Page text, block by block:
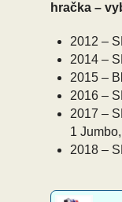
hračka –
2012 –
2014 –
2015 –
2016 –
2017 –
1
2018 –